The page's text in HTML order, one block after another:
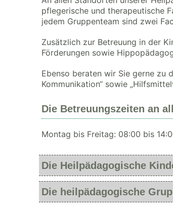
pflegerische und therapeutische
jedem Gruppenteam sind zwei
Zusätzlich zur Betreuung in der
Förderungen sowie
Ebenso beraten wir Sie gerne zu
Kommunikation“ sowie
Die Betreuungszeiten an
Montag bis Freitag: 08:00 bis
Die Heilpädagogische
Die heilpädagogische